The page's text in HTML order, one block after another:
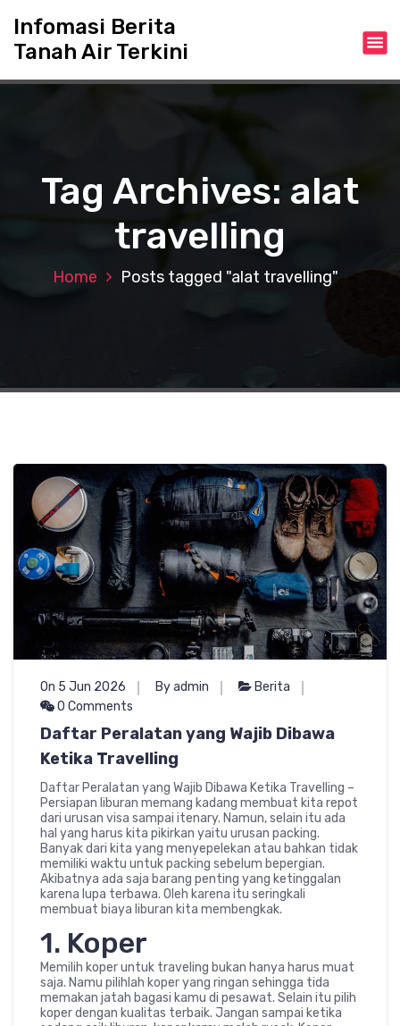
t
Infomasi Berita
Tanah Air Terkini
Tag Archives: alat
travelling
Home Posts tagged "alat travelling"
On 5 Jun 2026 By admin
Berita
0 Comments
Daftar Peralatan yang Wajib Dibawa
Ketika Travelling
Daftar Peralatan yang Wajib Dibawa Ketika Travelling –
Persiapan liburan memang kadang membuat kita repot
dari urusan visa sampai itenary. Namun, selain itu ada
hal yang harus kita pikirkan yaitu urusan packing.
Banyak dari kita yang menyepelekan atau bahkan tidak
memiliki waktu untuk packing sebelum bepergian.
Akibatnya ada saja barang penting yang ketinggalan
karena lupa terbawa. Oleh karena itu seringkali
membuat biaya liburan kita membengkak.
1. Koper
Memilih koper untuk traveling bukan hanya harus muat
saja. Namu pilihlah koper yang ringan sehingga tida
memakan jatah bagasi kamu di pesawat. Selain itu pilih
koper dengan kualitas terbaik. Jangan sampai ketika